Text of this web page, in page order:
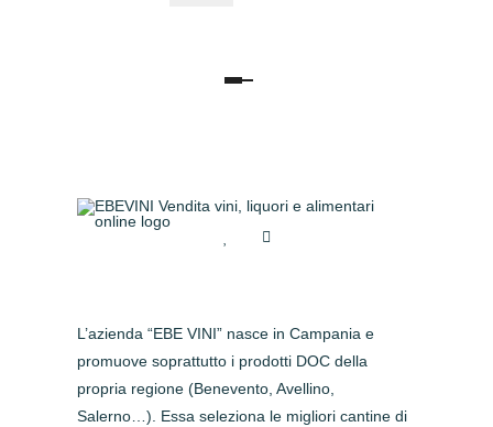
navigazione
L’azienda “EBE VINI” nasce in Campania e
promuove soprattutto i prodotti DOC della
propria regione (Benevento, Avellino,
Salerno…). Essa seleziona le migliori cantine di